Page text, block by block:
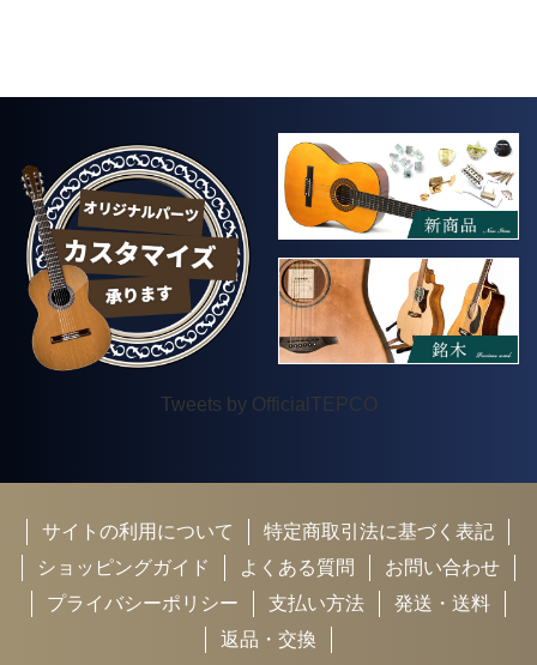
Tweets by OfficialTEPCO
サイトの利用について
特定商取引法に基づく表記
ショッピングガイド
よくある質問
お問い合わせ
プライバシーポリシー
支払い方法
発送・送料
返品・交換